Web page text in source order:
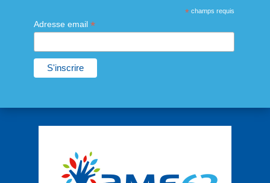
* champs requis
Adresse email *